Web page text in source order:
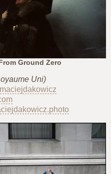
Ground Zero
Uni)